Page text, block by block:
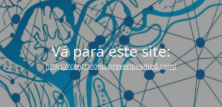
Vá para este site:
https://centralonp.preventivamed.com/